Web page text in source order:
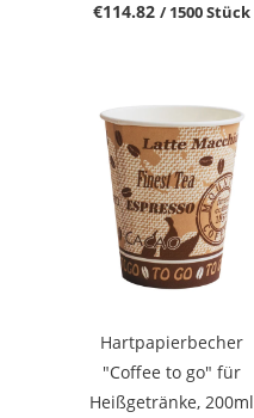
€114.82 / 1500 Stück
Hartpapierbecher
"Coffee to go" für
Heißgetränke, 200ml